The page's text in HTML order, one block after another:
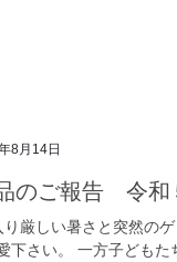
8月14日
のご報告 令和
り厳しい暑さと突然の
下さい。 一方子ども